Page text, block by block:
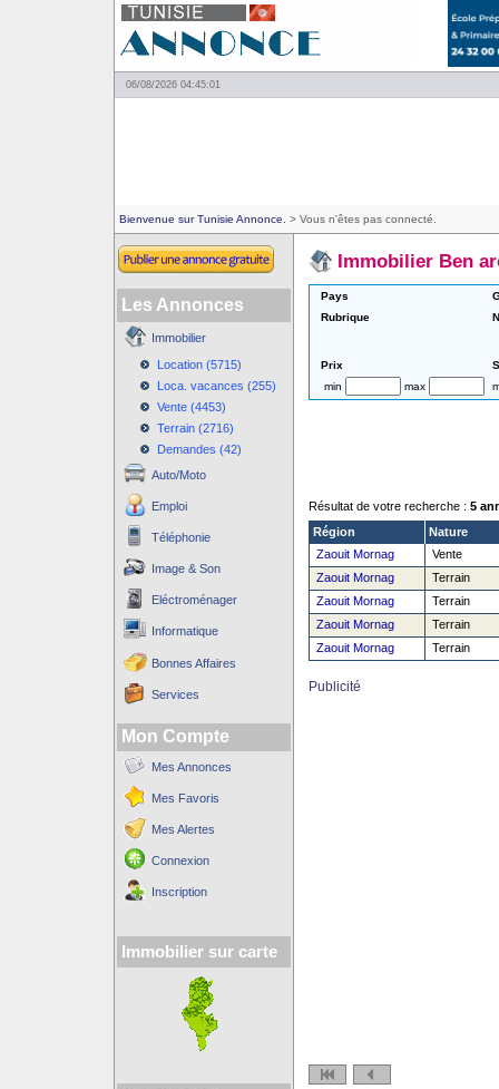
06/08/2026 04:45:01
Bienvenue sur Tunisie Annonce. > Vous n'êtes pas connecté.
Les Annonces
Immobilier
Location (5715)
Loca. vacances (255)
Vente (4453)
Terrain (2716)
Demandes (42)
Auto/Moto
Emploi
Téléphonie
Image & Son
Eléctroménager
Informatique
Bonnes Affaires
Services
Mon Compte
Mes Annonces
Mes Favoris
Mes Alertes
Connexion
Inscription
Immobilier sur carte
Immobilier Ben
Pays
Rubrique
Prix
min
max
Résultat de votre recherche : 5
Région
Nature
Zaouit Mornag
Vente
Zaouit Mornag
Terrain
Zaouit Mornag
Terrain
Zaouit Mornag
Terrain
Zaouit Mornag
Terrain
Publicité